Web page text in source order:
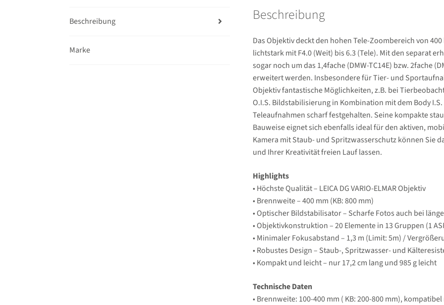
Beschreibung
Marke
Beschreibung
Das Objektiv deckt den hohen Tele-Zoombereich von
lichtstark mit F4.0 (Weit) bis 6.3 (Tele). Mit den separat
sogar noch um das 1,4fache (DMW-TC14E) bzw. 2fache
erweitert werden. Insbesondere für Tier- und
Objektiv fantastische Möglichkeiten, z.B. bei
O.I.S. Bildstabilisierung in Kombination mit dem Body
Teleaufnahmen scharf festgehalten. Seine kompakte
Bauweise eignet sich ebenfalls ideal für den aktiven,
Kamera mit Staub- und Spritzwasserschutz können Sie
und Ihrer Kreativität freien Lauf lassen.
Highlights
• Höchste Qualität – LEICA DG VARIO-ELMAR Objektiv
• Brennweite – 400 mm (KB: 800 mm)
• Optischer Bildstabilisator – Scharfe Fotos auch bei
• Objektivkonstruktion – 20 Elemente in 13 Gruppen (1
• Minimaler Fokusabstand – 1,3 m (Limit: 5m) /
• Robustes Design – Staub-, Spritzwasser- und
• Kompakt und leicht – nur 17,2 cm lang und 985 g leicht
Technische Daten
• Brennweite: 100-400 mm ( KB: 200-800 mm),